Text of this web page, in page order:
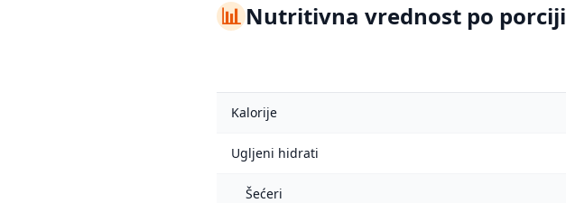
📊Nutritivna vrednost po porciji
Kalorije
Ugljeni hidrati
Šećeri